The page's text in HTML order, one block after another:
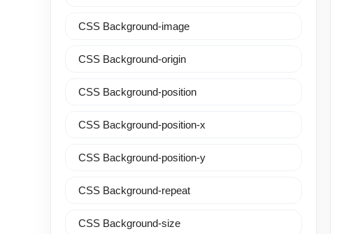
CSS Background-image
CSS Background-origin
CSS Background-position
CSS Background-position-x
CSS Background-position-y
CSS Background-repeat
CSS Background-size